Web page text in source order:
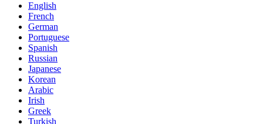
English
French
German
Portuguese
Spanish
Russian
Japanese
Korean
Arabic
Irish
Greek
Turkish